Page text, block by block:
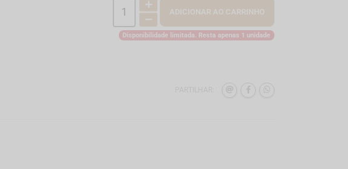
ADICIONAR AO CARRINHO
Disponibilidade limitada. Resta apenas 1 unidade